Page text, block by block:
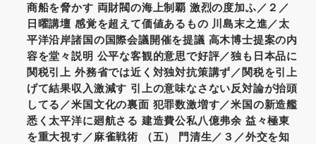
商船を脅かす 両財閥の海上制覇 激烈の度加ふ／２／
日曜講壇 感覚を超えて価値あるもの 川島末之進／太
平洋沿岸諸国の国際会議開催を提議 高木博士提案の内
容を堂々説明 公平な客観的意思で好評／独も日本品に
関税引上 外務省では近く対独対抗策講ず／関税を引上
げて結果収入激減す 引上の意味なさない反対論が抬頭
してる／米国文化の裏面 犯罪数激増す／米国の新造艦
悉く太平洋に廻航さる 建造費公私八億弗余 益々極東
を重大視す／麻雀戦術 （五） 門清生／３／外交を知